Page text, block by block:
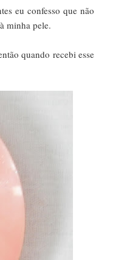
eu confesso que não
minha pele.
quando recebi esse